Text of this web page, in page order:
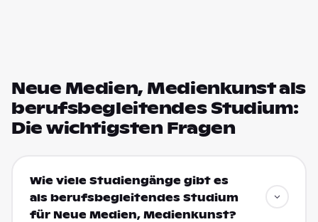
Neue Medien, Medienkunst als
berufsbegleitendes Studium:
Die wichtigsten Fragen
Wie viele Studiengänge gibt es
als berufsbegleitendes Studium
für Neue Medien, Medienkunst?